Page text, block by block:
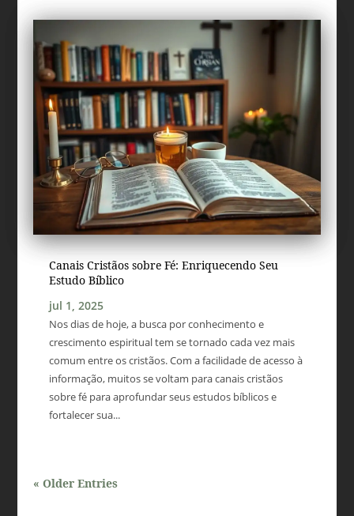
Canais Cristãos sobre Fé: Enriquecendo Seu
Estudo Bíblico
jul 1, 2025
Nos dias de hoje, a busca por conhecimento e
crescimento espiritual tem se tornado cada vez mais
comum entre os cristãos. Com a facilidade de acesso à
informação, muitos se voltam para canais cristãos
sobre fé para aprofundar seus estudos bíblicos e
fortalecer sua...
« Older Entries